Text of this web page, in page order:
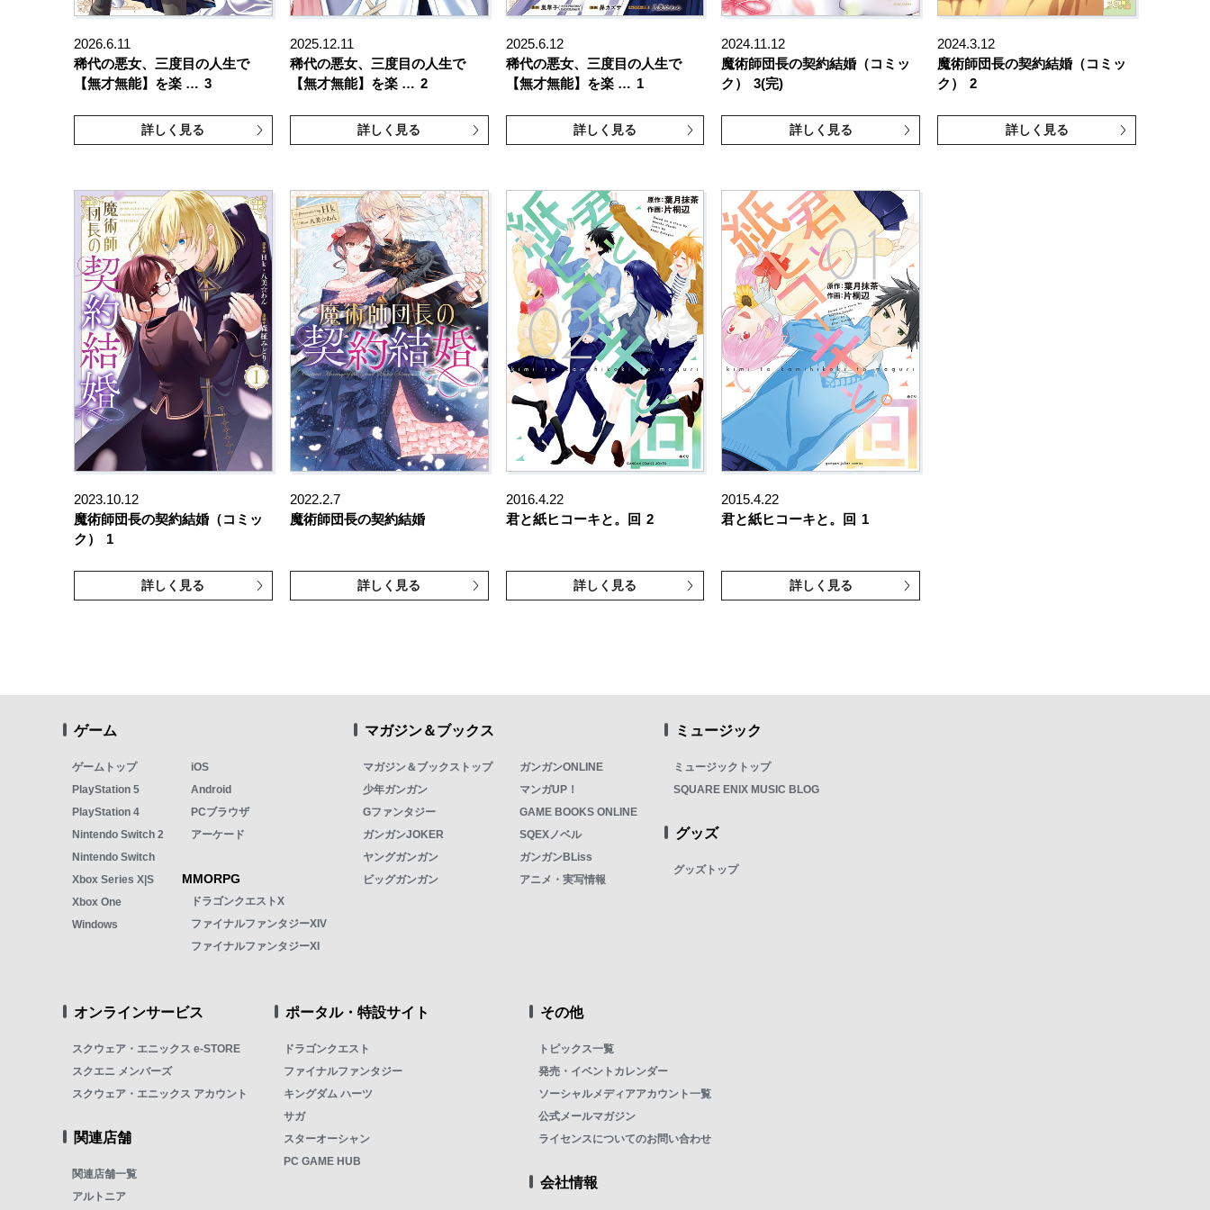
2026.6.11
稀代の悪女、三度目の人生で
【無才無能】を楽 … 3
詳しく見る
2025.12.11
稀代の悪女、三度目の人生で
【無才無能】を楽 … 2
詳しく見る
2025.6.12
稀代の悪女、三度目の人生で
【無才無能】を楽 … 1
詳しく見る
2024.11.12
魔術師団長の契約結婚（コミッ
ク）
3(完)
詳しく見る
2024.3.12
魔術師団長の契約結婚（コミッ
ク）
2
詳しく見る
2023.10.12
魔術師団長の契約結婚（コミッ
ク）
1
詳しく見る
2022.2.7
魔術師団長の契約結婚
詳しく見る
2016.4.22
君と紙ヒコーキと。回 2
詳しく見る
2015.4.22
君と紙ヒコーキと。回 1
詳しく見る
ゲーム
ゲームトップ
PlayStation 5
PlayStation 4
Nintendo Switch 2
Nintendo Switch
Xbox Series X|S
Xbox One
Windows
iOS
Android
PCブラウザ
アーケード
MMORPG
ドラゴンクエストX
ファイナルファンタジーXIV
ファイナルファンタジーXI
マガジン＆ブックス
マガジン＆ブックストップ
少年ガンガン
Gファンタジー
ガンガンJOKER
ヤングガンガン
ビッグガンガン
ガンガンONLINE
マンガUP！
GAME BOOKS ONLINE
SQEXノベル
ガンガンBLiss
アニメ・実写情報
ミュージック
ミュージックトップ
SQUARE ENIX MUSIC BLOG
グッズ
グッズトップ
オンラインサービス
スクウェア・エニックス e-STORE
スクエニ メンバーズ
スクウェア・エニックス アカウント
関連店舗
関連店舗一覧
アルトニア
ポータル・特設サイト
ドラゴンクエスト
ファイナルファンタジー
キングダム ハーツ
サガ
スターオーシャン
PC GAME HUB
その他
トピックス一覧
発売・イベントカレンダー
ソーシャルメディアアカウント一覧
公式メールマガジン
ライセンスについてのお問い合わせ
会社情報